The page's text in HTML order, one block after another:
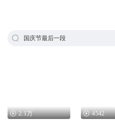
国庆节最后一段
2.1万 4542